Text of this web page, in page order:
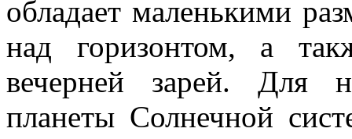
обладает маленькими
над горизонтом, а
вечерней зарей. Для
планеты Солнечной